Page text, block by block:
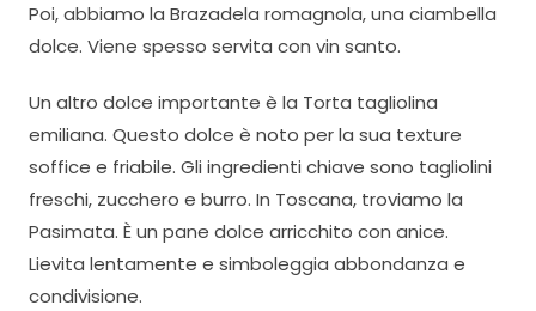
Poi, abbiamo la Brazadela romagnola, una ciambella
dolce. Viene spesso servita con vin santo.
Un altro dolce importante è la Torta tagliolina
emiliana. Questo dolce è noto per la sua texture
soffice e friabile. Gli ingredienti chiave sono tagliolini
freschi, zucchero e burro. In Toscana, troviamo la
Pasimata. È un pane dolce arricchito con anice.
Lievita lentamente e simboleggia abbondanza e
condivisione.